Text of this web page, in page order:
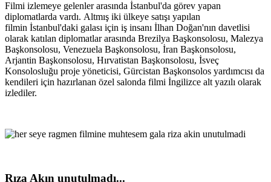
Filmi izlemeye gelenler arasında İstanbul'da görev yapan
diplomatlarda vardı. Altmış iki ülkeye satışı yapılan
filmin İstanbul'daki galası için iş insanı İlhan Doğan'nın davetlisi
olarak katılan diplomatlar arasında Brezilya Başkonsolosu, Malezya
Başkonsolosu, Venezuela Başkonsolosu, İran Başkonsolosu,
Arjantin Başkonsolosu, Hırvatistan Başkonsolosu, İsveç
Konsolosluğu proje yöneticisi, Gürcistan Başkonsolos yardımcısı da
kendileri için hazırlanan özel salonda filmi İngilizce alt yazılı olarak
izlediler.
Rıza Akın unutulmadı...